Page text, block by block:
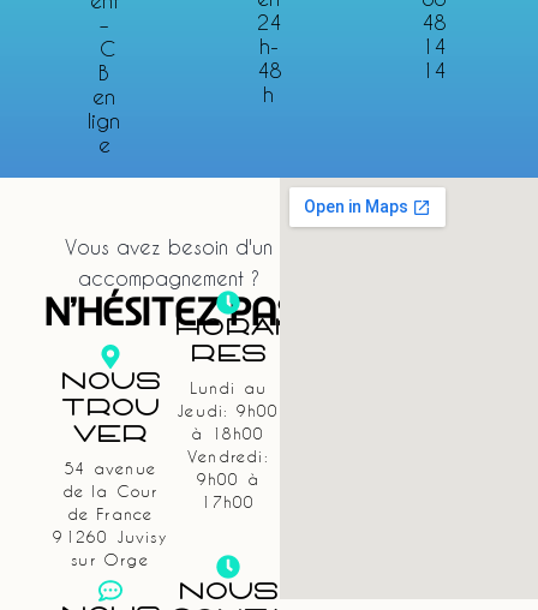
–
C
B
en
lign
e
24
h-
48
h
48
14
14
Vous avez besoin d'un
accompagnement ?
N'HÉSITEZ PAS
Nous
Trou
Ver
54 avenue
de la Cour
de France
91260 Juvisy
sur Orge
Horai
Res
Lundi au
Jeudi: 9h00
à 18h00
Vendredi:
9h00 à
17h00
NOUS